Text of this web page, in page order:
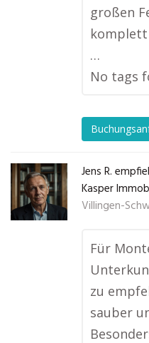
großen
komplett
…
No tags
Jens R.
Kasper
Villingen-
Für
zu
sauber